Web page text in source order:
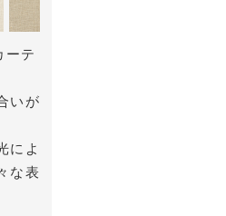
ーテ
いが
によ
な表